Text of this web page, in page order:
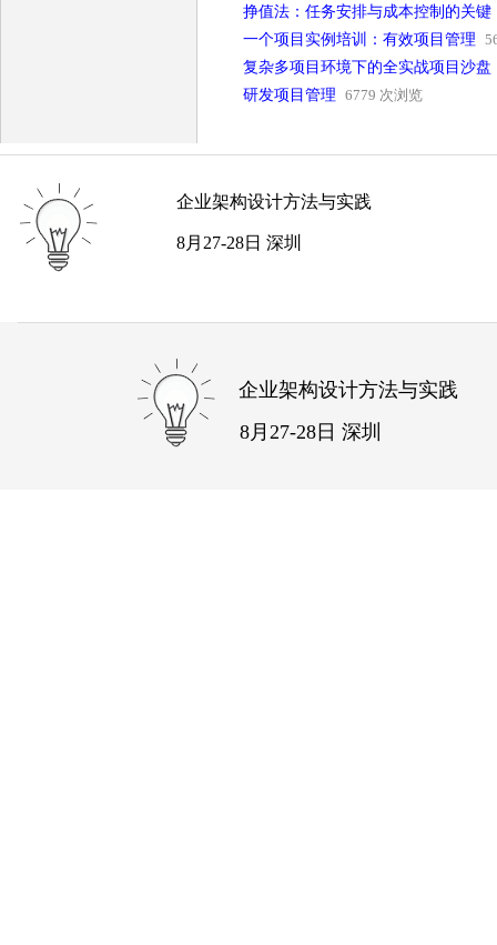
挣值法：任务安排与成本控制的关键
一个项目实例培训：有效项目管理
复杂多项目环境下的全实战项目沙盘
研发项目管理 6779 次浏览